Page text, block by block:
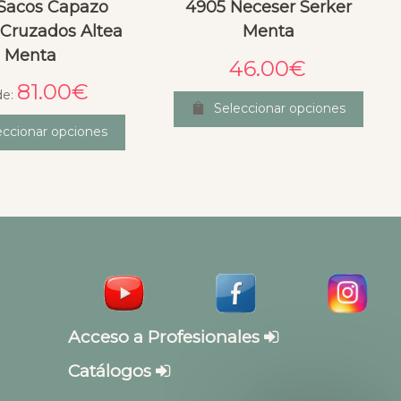
Capazo
Altea
Menta
81.00€
opciones
4905 Neceser Serker
Menta
46.00€
Seleccionar opciones
Acceso a Profesionales
Catálogos